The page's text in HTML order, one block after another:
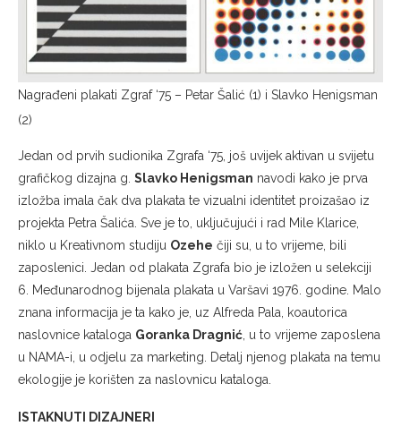
Nagrađeni plakati Zgraf ‘75 – Petar Šalić (1) i Slavko Henigsman
(2)
Jedan od prvih sudionika Zgrafa ‘75, još uvijek aktivan u svijetu
grafičkog dizajna g. Slavko Henigsman navodi kako je prva
izložba imala čak dva plakata te vizualni identitet proizašao iz
projekta Petra Šalića. Sve je to, uključujući i rad Mile Klarice,
niklo u Kreativnom studiju Ozehe čiji su, u to vrijeme, bili
zaposlenici. Jedan od plakata Zgrafa bio je izložen u selekciji
6. Međunarodnog bijenala plakata u Varšavi 1976. godine. Malo
znana informacija je ta kako je, uz Alfreda Pala, koautorica
naslovnice kataloga Goranka Dragnić , u to vrijeme zaposlena
u NAMA-i, u odjelu za marketing. Detalj njenog plakata na temu
ekologije je korišten za naslovnicu kataloga.
ISTAKNUTI DIZAJNERI